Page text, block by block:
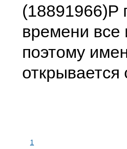
(18891966)P
времени все
поэтому
открывается
1